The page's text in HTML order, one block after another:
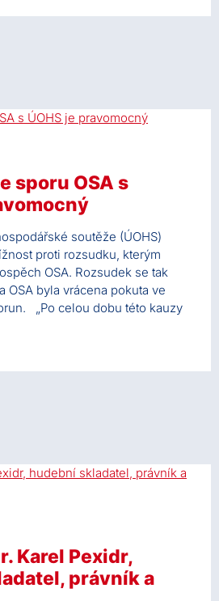
sporu OSA s
soutěže (ÚOHS)
proti rozsudku, kterým
OSA. Rozsudek se tak
OSA byla vrácena pokuta ve
„Po celou dobu této kauzy
Karel Pexidr,
právník a